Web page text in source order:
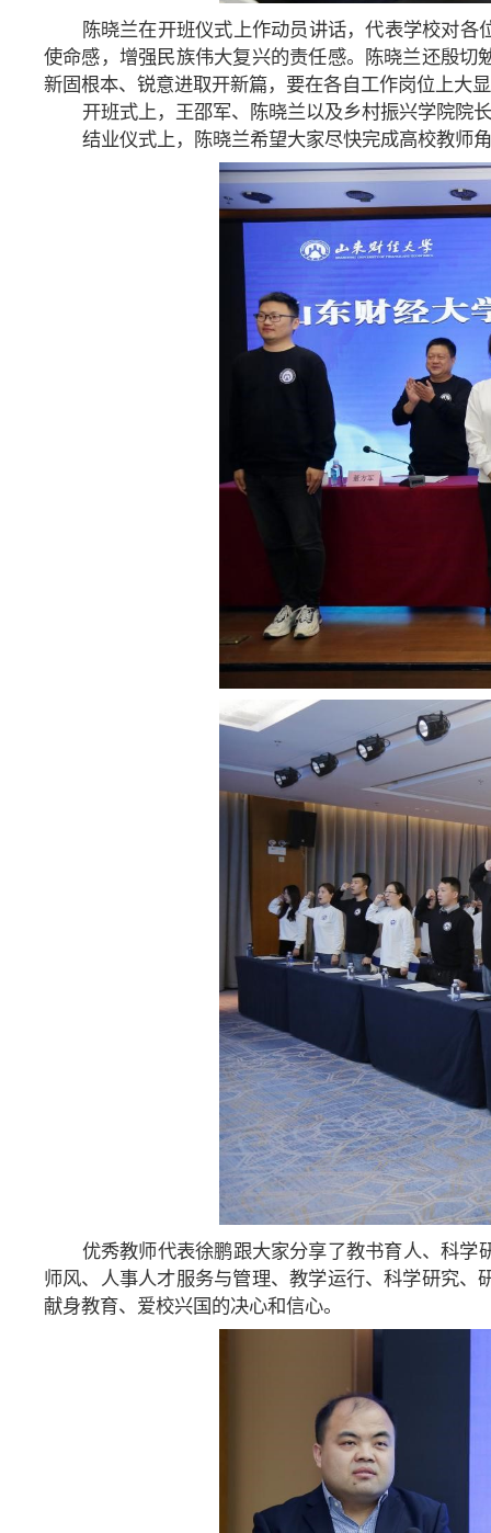
陈晓兰在开班仪式上作动员讲话，代表学校对
使命感，增强民族伟大复兴的责任感。陈晓兰还殷
新固根本、锐意进取开新篇，要在各自工作岗位上大
开班式上，王邵军、陈晓兰以及乡村振兴学院院
结业仪式上，陈晓兰希望大家尽快完成高校教师
优秀教师代表徐鹏跟大家分享了教书育人、科
师风、人事人才服务与管理、教学运行、科学研究
献身教育、爱校兴国的决心和信心。